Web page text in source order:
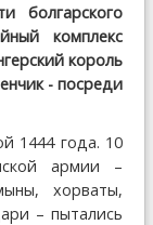
болгарского
комплекс
король
- посреди
1444 года. 10
армии –
хорваты,
– пытались